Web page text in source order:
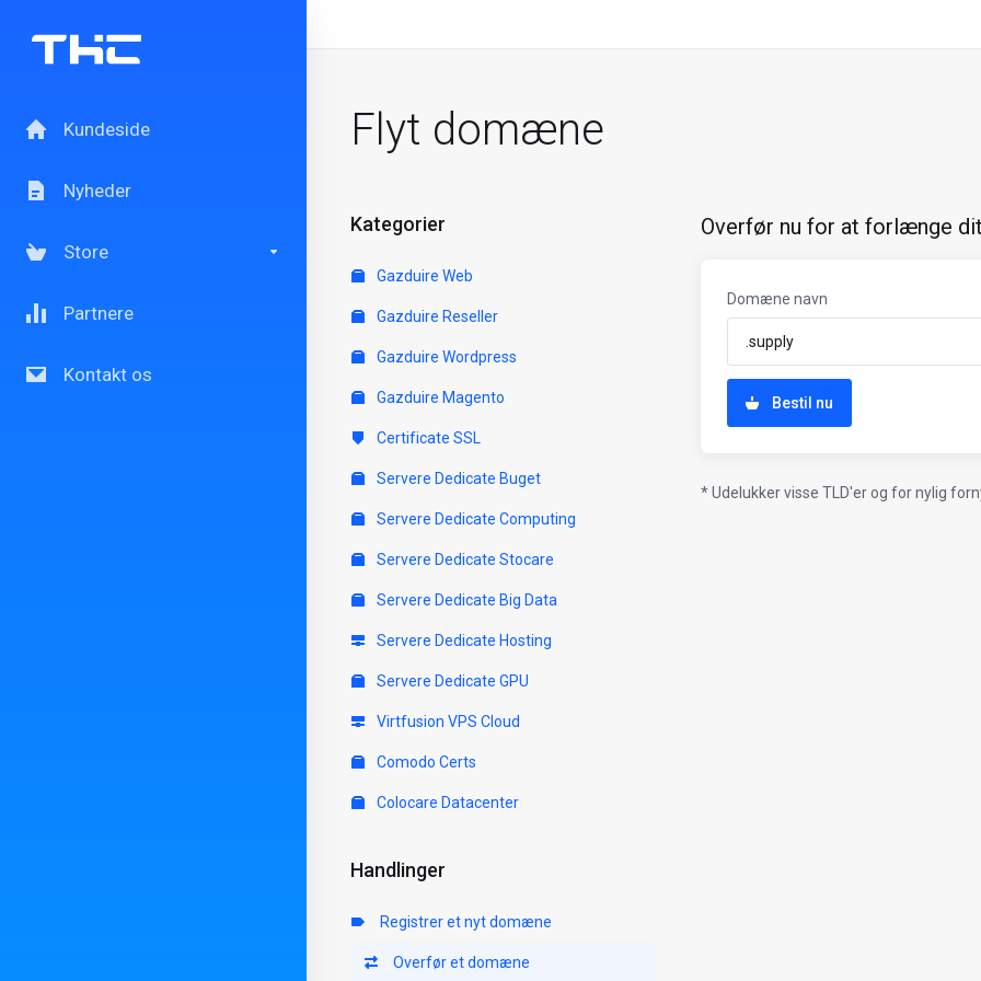
Kundeside
Nyheder
Store
Partnere
Kontakt os
Flyt domæne
Kategorier
Gazduire Web
Gazduire Reseller
Gazduire Wordpress
Gazduire Magento
Certificate SSL
Servere Dedicate Buget
Servere Dedicate Computing
Servere Dedicate Stocare
Servere Dedicate Big Data
Servere Dedicate Hosting
Servere Dedicate GPU
Virtfusion VPS Cloud
Comodo Certs
Colocare Datacenter
Handlinger
Registrer et nyt domæne
Overfør et domæne
Overfør nu for at forlænge
Domæne navn
Bestil nu
* Udelukker visse TLD'er og for nylig